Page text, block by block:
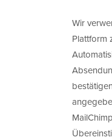
Wir
Plattform